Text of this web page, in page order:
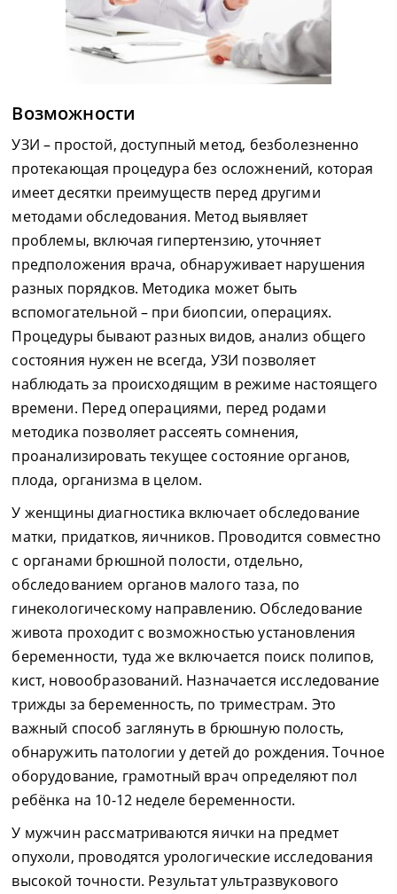
Возможности
УЗИ – простой, доступный метод, безболезненно
протекающая процедура без осложнений, которая
имеет десятки преимуществ перед другими
методами обследования. Метод выявляет
проблемы, включая гипертензию, уточняет
предположения врача, обнаруживает нарушения
разных порядков. Методика может быть
вспомогательной – при биопсии, операциях.
Процедуры бывают разных видов, анализ общего
состояния нужен не всегда, УЗИ позволяет
наблюдать за происходящим в режиме настоящего
времени. Перед операциями, перед родами
методика позволяет рассеять сомнения,
проанализировать текущее состояние органов,
плода, организма в целом.
У женщины диагностика включает обследование
матки, придатков, яичников. Проводится совместно
с органами брюшной полости, отдельно,
обследованием органов малого таза, по
гинекологическому направлению. Обследование
живота проходит с возможностью установления
беременности, туда же включается поиск полипов,
кист, новообразований. Назначается исследование
трижды за беременность, по триместрам. Это
важный способ заглянуть в брюшную полость,
обнаружить патологии у детей до рождения. Точное
оборудование, грамотный врач определяют пол
ребёнка на 10-12 неделе беременности.
У мужчин рассматриваются яички на предмет
опухоли, проводятся урологические исследования
высокой точности. Результат ультразвукового